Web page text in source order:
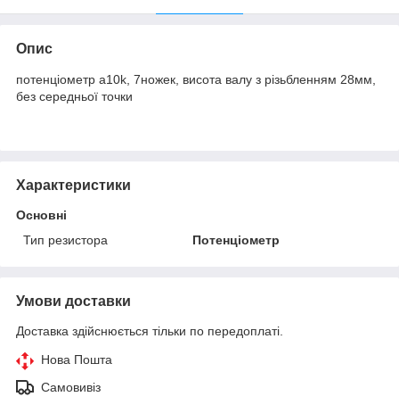
Опис
потенціометр a10k, 7ножек, висота валу з різьбленням 28мм,
без середньої точки
Характеристики
Основні
Тип резистора
Потенціометр
Умови доставки
Доставка здійснюється тільки по передоплаті.
Нова Пошта
Самовивіз